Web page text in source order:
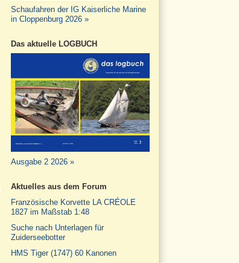
Schaufahren der IG Kaiserliche Marine
in Cloppenburg 2026 »
Das aktuelle LOGBUCH
Ausgabe 2 2026 »
Aktuelles aus dem Forum
Französische Korvette LA CRÉOLE
1827 im Maßstab 1:48
Suche nach Unterlagen für
Zuiderseebotter
HMS Tiger (1747) 60 Kanonen